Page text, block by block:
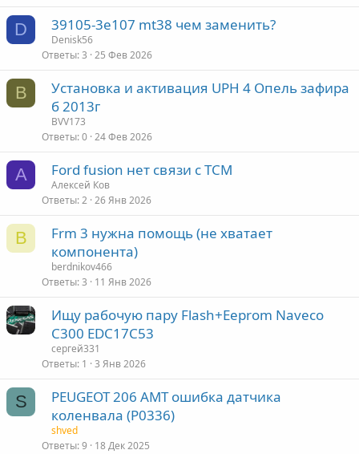
D 39105-3e107 mt38 чем заменить?
Denisk56
Ответы 3 25 Фев 2026
B
Установка и активация UPH 4 Опель зафира
б 2013г
BVV173
Ответы 0 24 Фев 2026
А Ford fusion нет связи с TCM
Алексей Ков
Ответы 2 26 Янв 2026
B
Frm 3 нужна помощь (не хватает
компонента)
berdnikov466
Ответы 3 11 Янв 2026
Ищу рабочую пару Flash+Eeprom Naveco
C300 EDC17C53
сергей331
Ответы 1 3 Янв 2026
S
PEUGEOT 206 АМТ ошибка датчика
коленвала (P0336)
shved
Ответы 9 18 Дек 2025